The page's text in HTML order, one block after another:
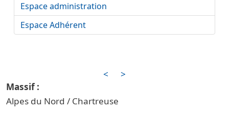
< >
Alpes du Nord / Chartreuse
Espace administration
Espace Adhérent